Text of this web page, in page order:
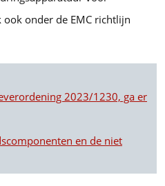
onder de EMC richtlijn
2023/1230, ga er
en de niet